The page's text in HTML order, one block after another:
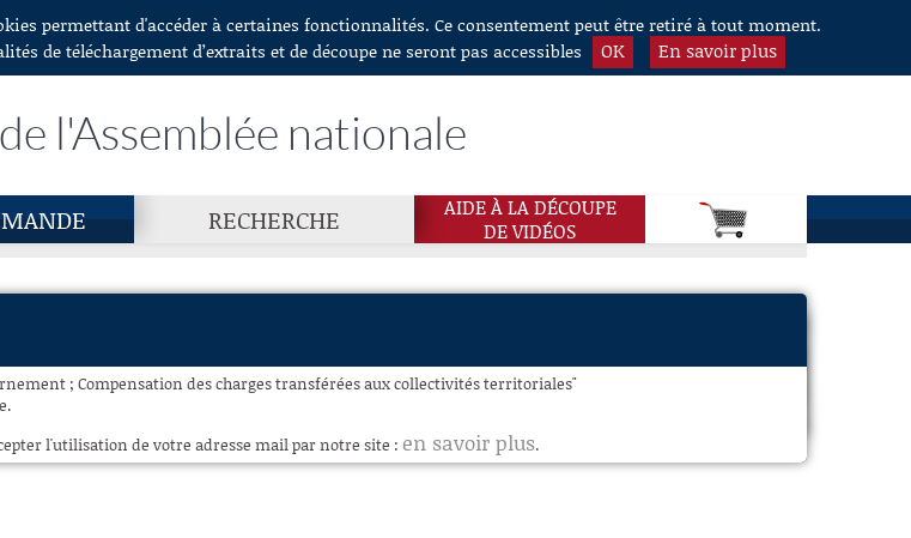
permettant d'accéder à certaines fonctionnalités. Ce consentement peut être retiré à tout moment.
de téléchargement d’extraits et de découpe ne seront pas accessibles
OK En savoir plus
l'Assemblée nationale
RECHERCHE
AIDE À LA DÉCOUPE
DE VIDÉOS
; Compensation des charges transférées aux collectivités territoriales"
l'utilisation de votre adresse mail par notre site : en savoir plus.